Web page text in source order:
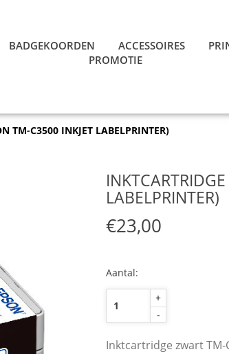
BADGEKOORDEN ACCESSOIRES
PROMOTIE
TM-C3500 INKJET LABELPRINTER)
LABELPRINTER)
€23,00
Aantal:
+
-
Inktcartridge zwart TM-